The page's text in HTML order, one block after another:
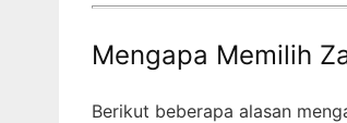
Mengapa Memilih
Berikut beberapa alasan